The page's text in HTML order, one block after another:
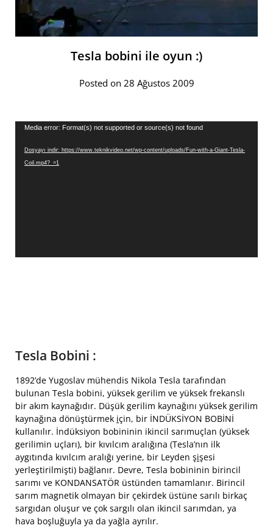
Tesla bobini ile oyun :)
Posted on 28 Ağustos 2009
Video
Media error: Format(s) not supported or source(s) not found
Dosyayı indir: https://www.teknikvideo.net/wp-content/uploads/Fun-with-a-Giant-Tesla-
Coil.mp4?_=1
Tesla Bobini :
1892’de Yugoslav mühendis Nikola Tesla tarafından
bulunan Tesla bobini, yüksek gerilim ve yüksek frekanslı
bir akım kaynağıdır. Düşük gerilim kaynağını yüksek gerilim
kaynağına dönüştürmek için, bir İNDÜKSİYON BOBİNİ
kullanılır. İndüksiyon bobininin ikincil sarımuçlan (yüksek
gerilimin uçları), bir kıvılcım aralığına (Tesla’nın ilk
aygıtında kıvılcım aralığı yerine, bir Leyden şişesi
yerleştirilmişti) bağlanır. Devre, Tesla bobininin birincil
sarımı ve KONDANSATÖR üstünden tamamlanır. Birincil
sarım magnetik olmayan bir çekirdek üstüne sarılı birkaç
sargıdan oluşur ve çok sargılı olan ikincil sarımdan, ya
hava boşluğuyla ya da yağla ayrılır.